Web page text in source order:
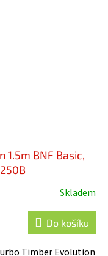
BNF Basic,
Skladem
Do košíku
Timber Evolution